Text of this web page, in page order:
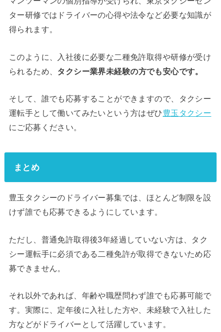
ター研修ではドライバーの心得や法令など必要な知識が
得られます。
このように、入社後に必要な二種免許取得や研修が受け
られるため、 タクシー業界未経験の方でも安心です。
そして、誰でも応募することができますので、タクシー
運転手として働いてみたいという方はぜひ豊玉タクシー
にご応募ください。
まとめ
豊玉タクシーのドライバー募集では、ほとんど制限を設
けず誰でも応募できるようにしています。
ただし、普通免許取得後3年経過していない方は、タク
シー運転手に必須である二種免許が取得できないため応
募できません。
それ以外であれば、年齢や職歴問わず誰でも応募可能で
す。実際に、定年後に入社した方や、未経験で入社した
方などがドライバーとして活躍しています。